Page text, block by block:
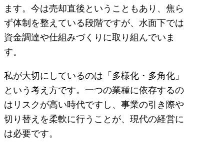
ます。今は売却直後ということもあり、焦ら
ず体制を整えている段階ですが、水面下では
資金調達や仕組みづくりに取り組んでいま
す。
私が大切にしているのは「多様化・多角化」
という考え方です。一つの業種に依存するの
はリスクが高い時代ですし、事業の引き際や
切り替えを柔軟に行うことが、現代の経営に
は必要です。